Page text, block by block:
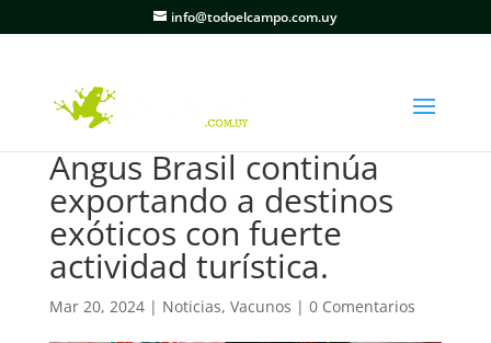
info@todoelcampo.com.uy
Angus Brasil continúa
exportando a destinos
exóticos con fuerte
actividad turística.
Mar 20, 2024| Noticias, Vacunos | 0 Comentarios